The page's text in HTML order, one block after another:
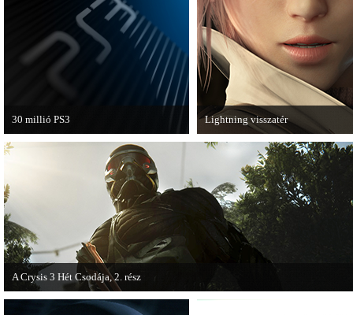
van a Ghost Recon: Future Soldier
következő epizódja.
Lightning visszatér
Megjött a Lightning Returns:
Fantasy XIII című játék első
videója.
30 millió PS3
A PAL régióban a PS3 átlépte a 30
milliós eladott darabszámot.
A Crysis 3 Hét Csodája, 2. rész
Megjelent a Crysis 3 videosorozat második része, amely a The Hunt címet